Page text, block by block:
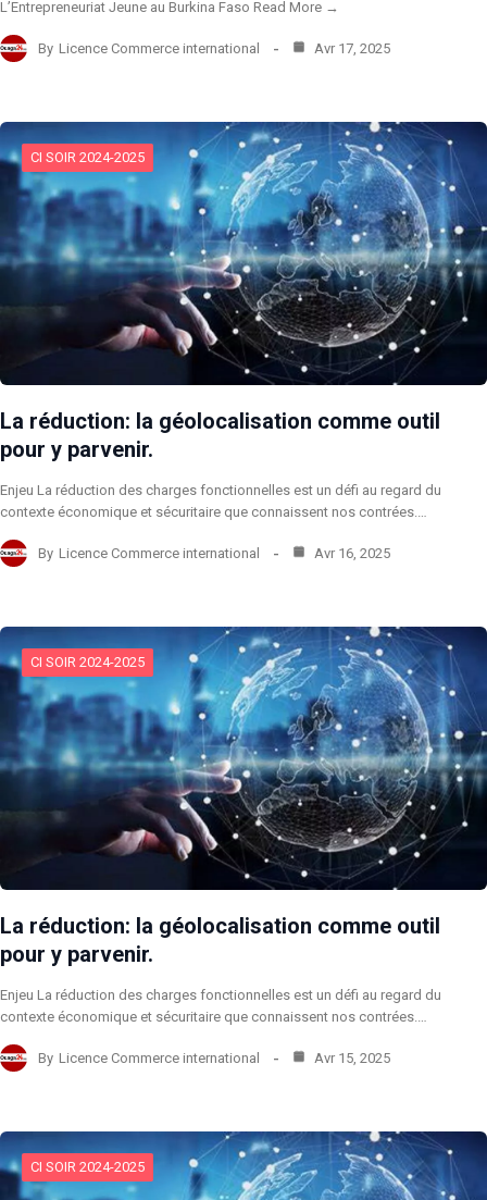
L’Entrepreneuriat Jeune au Burkina Faso Read More →
By Licence Commerce international Avr 17, 2025
CI SOIR 2024-2025
La réduction: la géolocalisation comme outil
pour y parvenir.
Enjeu La réduction des charges fonctionnelles est un défi au regard du
contexte économique et sécuritaire que connaissent nos contrées.…
By Licence Commerce international Avr 16, 2025
CI SOIR 2024-2025
La réduction: la géolocalisation comme outil
pour y parvenir.
Enjeu La réduction des charges fonctionnelles est un défi au regard du
contexte économique et sécuritaire que connaissent nos contrées.…
By Licence Commerce international Avr 15, 2025
CI SOIR 2024-2025